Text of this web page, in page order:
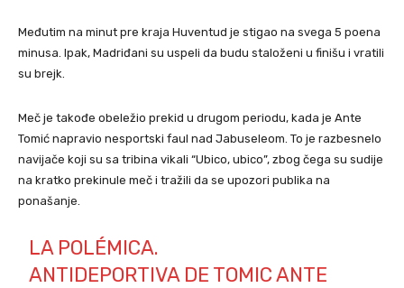
Međutim na minut pre kraja Huventud je stigao na svega 5 poena
minusa. Ipak, Madriđani su uspeli da budu staloženi u finišu i vratili
su brejk.
Meč je takođe obeležio prekid u drugom periodu, kada je Ante
Tomić napravio nesportski faul nad Jabuseleom. To je razbesnelo
navijače koji su sa tribina vikali “Ubico, ubico”, zbog čega su sudije
na kratko prekinule meč i tražili da se upozori publika na
ponašanje.
LA POLÉMICA.
ANTIDEPORTIVA DE TOMIC ANTE